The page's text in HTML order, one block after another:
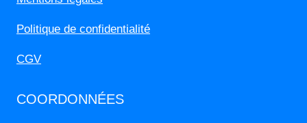
Politique de confidentialité
CGV
COORDONNÉES